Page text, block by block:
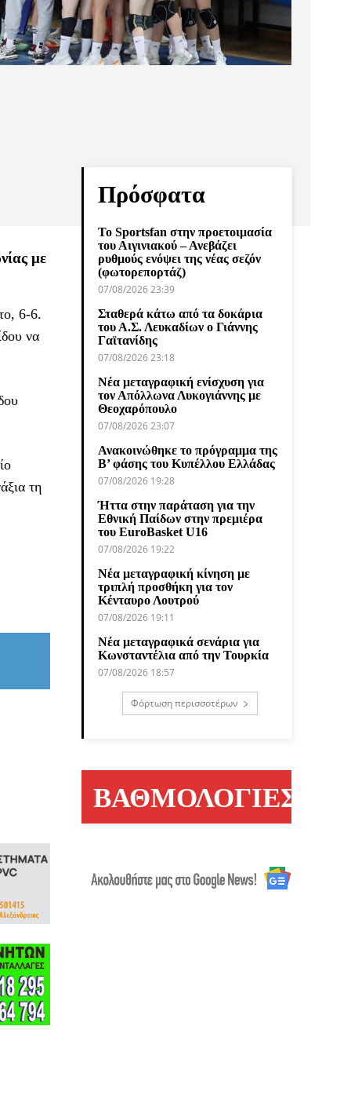
με
6-6.
να
τη
Πρόσφατα
Το Sportsfan στην προετοιμασία
του Αιγινιακού – Ανεβάζει
ρυθμούς ενόψει της νέας σεζόν
(φωτορεπορτάζ)
07/08/2026 23:39
Σταθερά κάτω από τα δοκάρια
του Α.Σ. Λευκαδίων ο Γιάννης
Γαϊτανίδης
07/08/2026 23:18
Νέα μεταγραφική ενίσχυση για
τον Απόλλωνα Λυκογιάννης με
Θεοχαρόπουλο
07/08/2026 23:07
Ανακοινώθηκε το πρόγραμμα της
Β’ φάσης του Κυπέλλου Ελλάδας
07/08/2026 19:28
Ήττα στην παράταση για την
Εθνική Παίδων στην πρεμιέρα
του EuroBasket U16
07/08/2026 19:22
Νέα μεταγραφική κίνηση με
τριπλή προσθήκη για τον
Κένταυρο Λουτρού
07/08/2026 19:11
Νέα μεταγραφικά σενάρια για
Κωνσταντέλια από την Τουρκία
07/08/2026 18:57
Φόρτωση περισσοτέρων
ΒΑΘΜΟΛΟΓΙΕΣ